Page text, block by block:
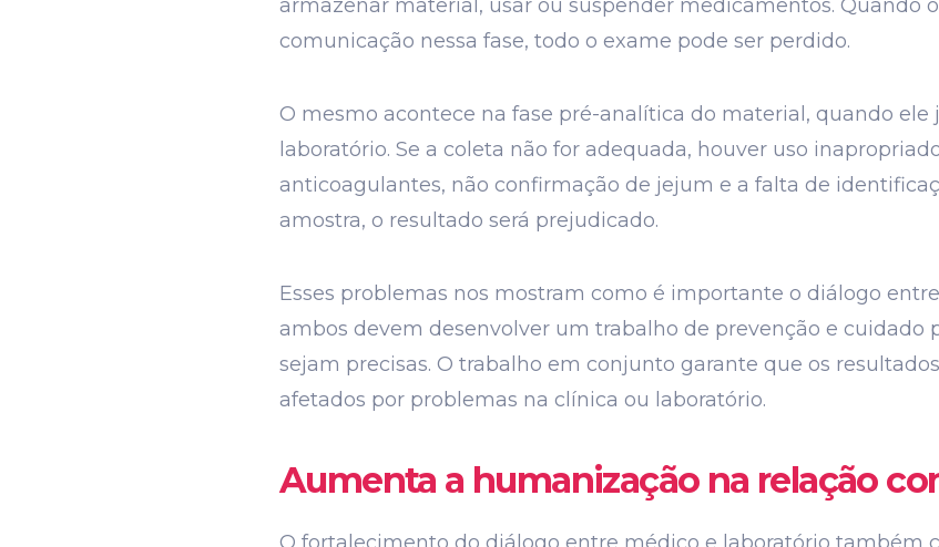
armazenar material, usar ou suspender medicamentos. Quando
comunicação nessa fase, todo o exame pode ser perdido.
O mesmo acontece na fase pré-analítica do material, quando ele
laboratório. Se a coleta não for adequada, houver uso
anticoagulantes, não confirmação de jejum e a falta de
amostra, o resultado será prejudicado.
Esses problemas nos mostram como é importante o diálogo
ambos devem desenvolver um trabalho de prevenção e cuidado
sejam precisas. O trabalho em conjunto garante que os
afetados por problemas na clínica ou laboratório.
Aumenta a humanização na relação